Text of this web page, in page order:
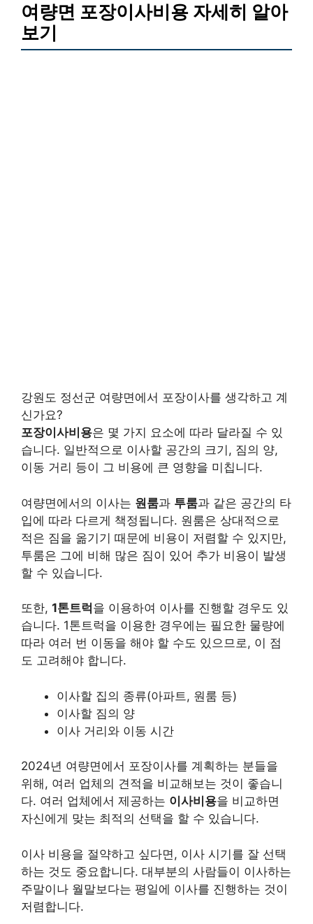
여량면 포장이사비용 자세히 알아
보기
강원도 정선군 여량면에서 포장이사를 생각하고 계
신가요?
포장이사비용은 몇 가지 요소에 따라 달라질 수 있
습니다. 일반적으로 이사할 공간의 크기, 짐의 양,
이동 거리 등이 그 비용에 큰 영향을 미칩니다.
여량면에서의 이사는 원룸과 투룸과 같은 공간의 타
입에 따라 다르게 책정됩니다. 원룸은 상대적으로
적은 짐을 옮기기 때문에 비용이 저렴할 수 있지만,
투룸은 그에 비해 많은 짐이 있어 추가 비용이 발생
할 수 있습니다.
또한, 1톤트럭 을 이용하여 이사를 진행할 경우도 있
습니다. 1톤트럭을 이용한 경우에는 필요한 물량에
따라 여러 번 이동을 해야 할 수도 있으므로, 이 점
도 고려해야 합니다.
이사할 집의 종류(아파트, 원룸 등)
이사할 짐의 양
이사 거리와 이동 시간
2024년 여량면에서 포장이사를 계획하는 분들을
위해, 여러 업체의 견적을 비교해보는 것이 좋습니
다. 여러 업체에서 제공하는 이사비용을 비교하면
자신에게 맞는 최적의 선택을 할 수 있습니다.
이사 비용을 절약하고 싶다면, 이사 시기를 잘 선택
하는 것도 중요합니다. 대부분의 사람들이 이사하는
주말이나 월말보다는 평일에 이사를 진행하는 것이
저렴합니다.